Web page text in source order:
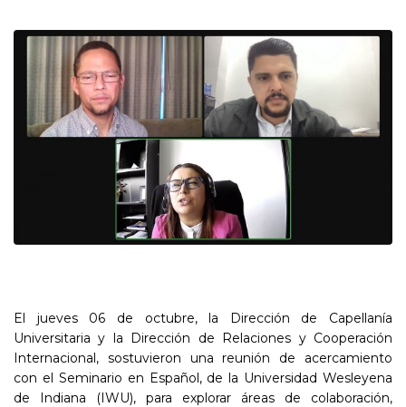
El jueves 06 de octubre, la Dirección de Capellanía
Universitaria y la Dirección de Relaciones y Cooperación
Internacional, sostuvieron una reunión de acercamiento
con el Seminario en Español, de la Universidad Wesleyena
de Indiana (IWU), para explorar áreas de colaboración,